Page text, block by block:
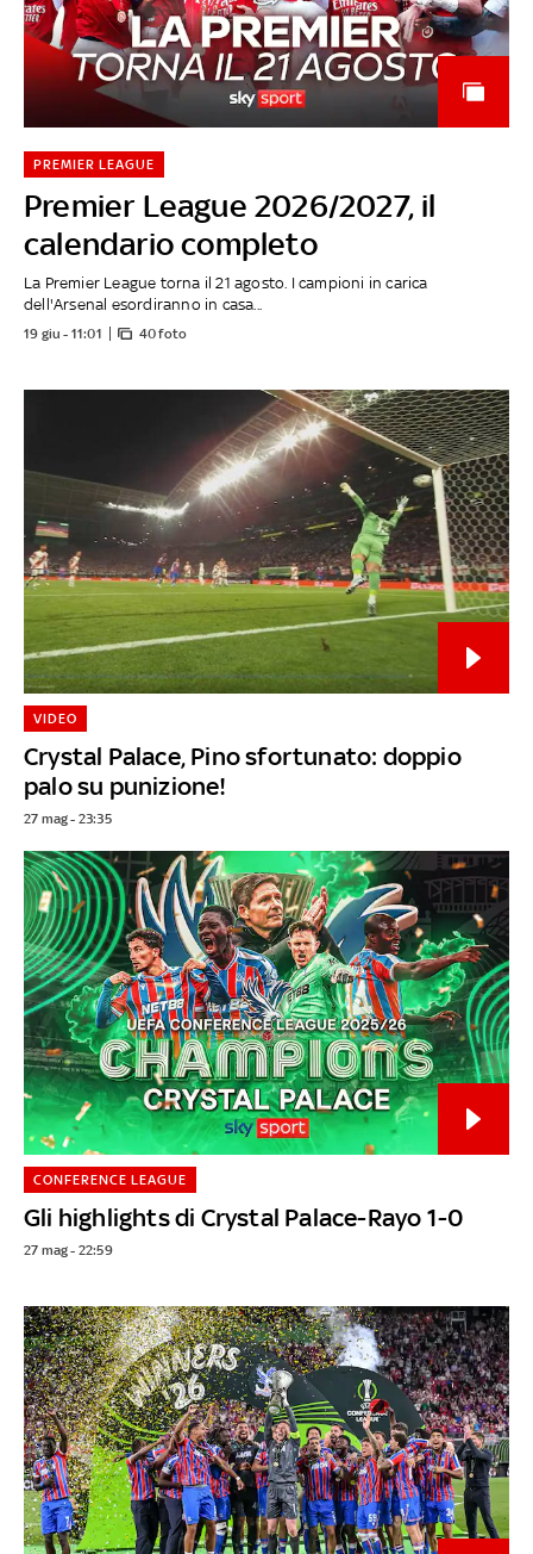
Premier League 2026/2027, il
calendario completo
PREMIER LEAGUE
La Premier League torna il 21 agosto. I campioni in carica
dell'Arsenal esordiranno in casa...
19 giu - 11:01 40 foto
Crystal Palace, Pino sfortunato: doppio
palo su punizione!
VIDEO
27 mag - 23:35
Gli highlights di Crystal Palace-Rayo 1-0
CONFERENCE LEAGUE
27 mag - 22:59